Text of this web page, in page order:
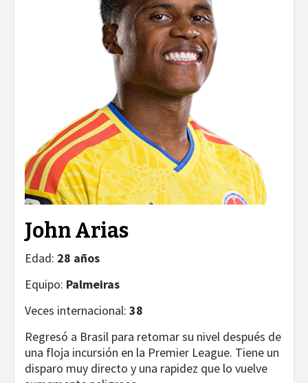
John Arias
Edad: 28 años
Equipo: Palmeiras
Veces internacional: 38
Regresó a Brasil para retomar su nivel después de
una floja incursión en la Premier League. Tiene un
disparo muy directo y una rapidez que lo vuelve